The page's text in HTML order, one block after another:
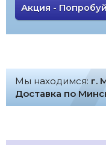
Акция -
Мы находимся: г.
Доставка по